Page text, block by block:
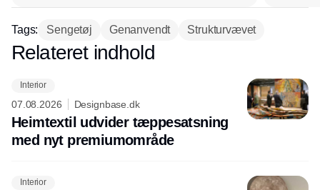
Tags: Sengetøj Genanvendt Strukturvævet
Annonce
Relateret indhold
Interior
07.08.2026 Designbase.dk
Heimtextil udvider tæppesatsning
med nyt premiumområde
Interior